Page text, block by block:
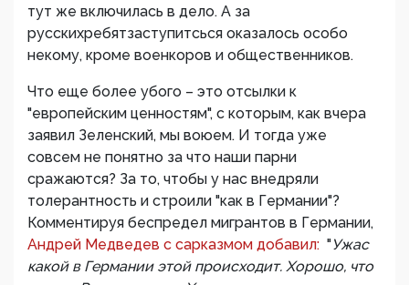
тут же включилась в дело. А за
русскихребятзаступитсься оказалось особо
некому, кроме военкоров и общественников.
Что еще более убого – это отсылки к
"европейским ценностям", с которым, как вчера
заявил Зеленский, мы воюем. И тогда уже
совсем не понятно за что наши парни
сражаются? За то, чтобы у нас внедряли
толерантность и строили "как в Германии"?
Комментируя беспредел мигрантов в Германии,
Андрей Медведев с сарказмом добавил: "Ужас
какой в Германии этой происходит. Хорошо, что